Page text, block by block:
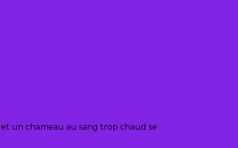
et un chameau au sang trop chaud se